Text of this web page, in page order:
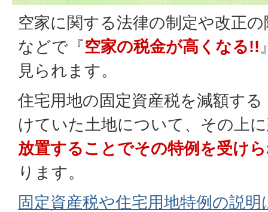
空家に関する法律の制定や改正
などで『空家の税金が高くなる!!
見られます。
住宅用地の固定資産税を減額する
けていた土地について、その上
放置することでその特例を受け
ります。
固定資産税や住宅用地特例の説